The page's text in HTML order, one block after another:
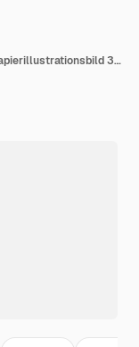
Geschäftsmanncharakter, der leeres Papierillustrationsbild 3D hält